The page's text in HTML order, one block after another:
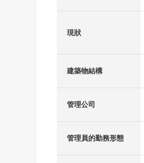
現狀
建築物結構
管理公司
管理員的勤務形態